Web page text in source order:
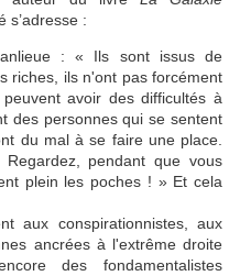
s’adresse :
: « Ils sont issus de
riches, ils n'ont pas forcément
avoir des difficultés à
des personnes qui se sentent
du mal à se faire une place.
pendant que vous
plein les poches ! » Et cela
aux conspirationnistes, aux
ancrées à l'extrême droite
des fondamentalistes